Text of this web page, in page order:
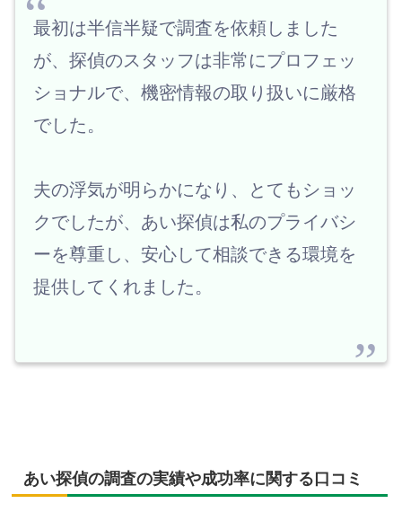
最初は半信半疑で調査を依頼しました
が、探偵のスタッフは非常にプロフェッ
ショナルで、機密情報の取り扱いに厳格
でした。
夫の浮気が明らかになり、とてもショッ
クでしたが、あい探偵は私のプライバシ
ーを尊重し、安心して相談できる環境を
提供してくれました。
あい探偵の調査の実績や成功率に関する口コミ